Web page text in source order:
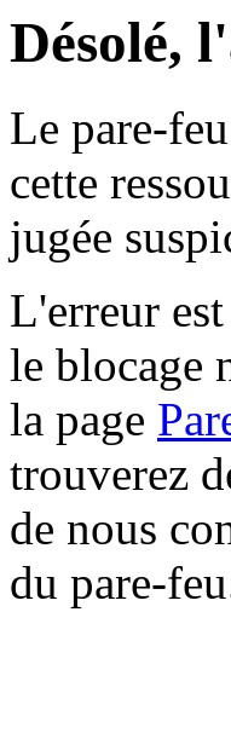
Désolé,
Le pare-
cette
jugée
L'erreur
le blocage
la page
trouverez
de nous
du pare-